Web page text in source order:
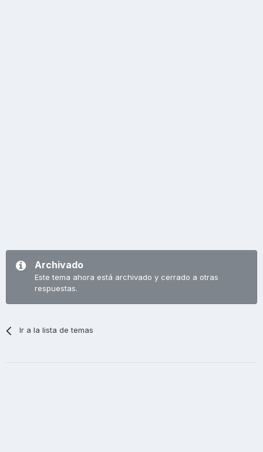
Archivado
Este tema ahora está archivado y cerrado a otras
respuestas.
Ir a la lista de temas